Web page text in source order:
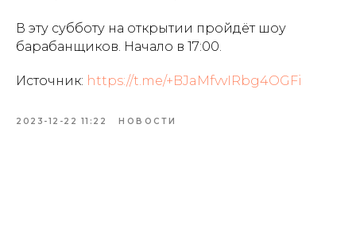
В эту субботу на открытии пройдёт шоу
барабанщиков. Начало в 17:00.
Источник: https://t.me/+BJaMfvvIRbg4OGFi
2023-12-22 11:22 НОВОСТИ